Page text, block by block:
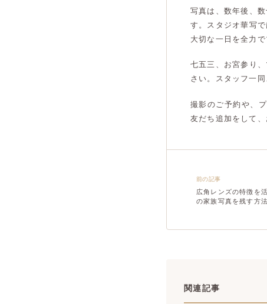
写真は、数年後、
す。スタジオ華写
大切な一日を全力
七五三、お宮参り
さい。スタッフ一
撮影のご予約や、
友だち追加をして、
前の記事
広角レンズの特徴を
の家族写真を残す方法
関連記事